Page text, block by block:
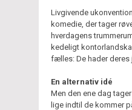
Livgivende
komedie, der tager
hverdagens
kedeligt
fælles: De hader deres
En alternativ idé
Men den ene dag
lige indtil de kommer